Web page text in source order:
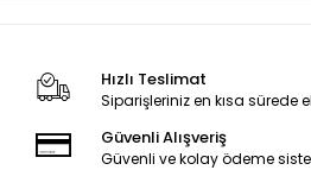
Hızlı Teslimat
Siparişleriniz en kısa sürede
Güvenli Alışveriş
Güvenli ve kolay ödeme